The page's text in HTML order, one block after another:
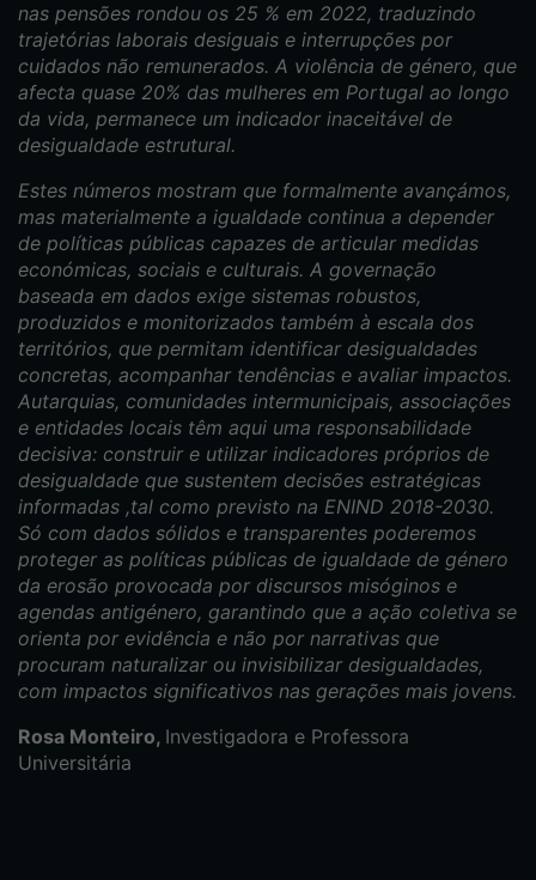
nas pensões rondou os 25 % em 2022, traduzindo
trajetórias laborais desiguais e interrupções por
cuidados não remunerados. A violência de género, que
afecta quase 20% das mulheres em Portugal ao longo
da vida, permanece um indicador inaceitável de
desigualdade estrutural.
Estes números mostram que formalmente avançámos,
mas materialmente a igualdade continua a depender
de políticas públicas capazes de articular medidas
económicas, sociais e culturais. A governação
baseada em dados exige sistemas robustos,
produzidos e monitorizados também à escala dos
territórios, que permitam identificar desigualdades
concretas, acompanhar tendências e avaliar impactos.
Autarquias, comunidades intermunicipais, associações
e entidades locais têm aqui uma responsabilidade
decisiva: construir e utilizar indicadores próprios de
desigualdade que sustentem decisões estratégicas
informadas ,tal como previsto na ENIND 2018-2030.
Só com dados sólidos e transparentes poderemos
proteger as políticas públicas de igualdade de género
da erosão provocada por discursos misóginos e
agendas antigénero, garantindo que a ação coletiva se
orienta por evidência e não por narrativas que
procuram naturalizar ou invisibilizar desigualdades,
com impactos significativos nas gerações mais jovens.
Rosa Monteiro, Investigadora e Professora
Universitária